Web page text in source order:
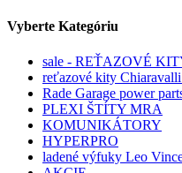
Vyberte Kategóriu
sale - REŤAZOVÉ
reťazové kity
Rade Garage power
PLEXI ŠTÍTY MRA
KOMUNIKÁTORY
HYPERPRO
ladené výfuky Leo